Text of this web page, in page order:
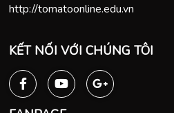
http://tomatoonline.edu.vn
KẾT NỐI VỚI CHÚNG TÔI